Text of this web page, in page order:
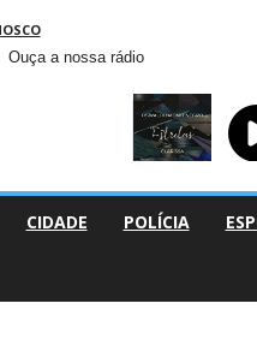
Ouça a nossa rádio
CIDADE POLÍCIA